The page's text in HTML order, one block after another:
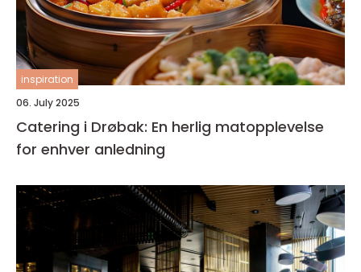
inspiration
06. July 2025
Catering i Drøbak: En herlig matopplevelse
for enhver anledning